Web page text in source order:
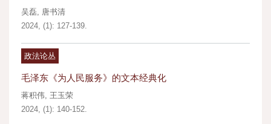
吴磊, 唐书清
2024, (1): 127-139.
政法论丛
毛泽东《为人民服务》的文本经典化
蒋积伟, 王玉荣
2024, (1): 140-152.